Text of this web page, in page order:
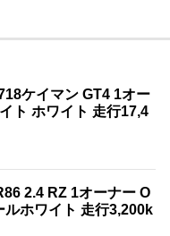
ケイマン GT4 1オー
ト ホワイト 走行17,4
2.4 RZ 1オーナー O
ホワイト 走行3,200k